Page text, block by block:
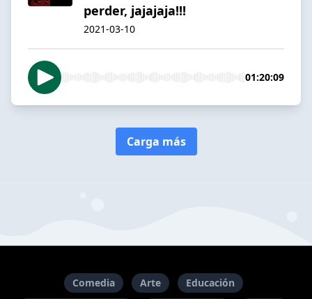
perder, jajajaja!!!
2021-03-10
01:20:09
Carga más
Comedia Arte Educación